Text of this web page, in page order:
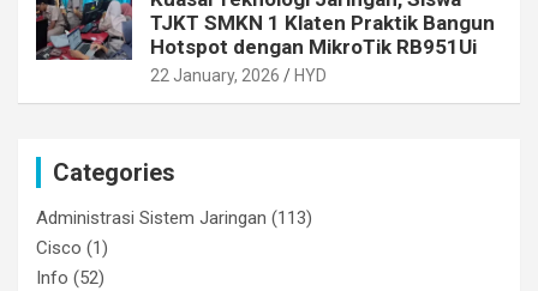
TJKT SMKN 1 Klaten Praktik Bangun
Hotspot dengan MikroTik RB951Ui
22 January, 2026 HYD
Categories
Administrasi Sistem Jaringan (113)
Cisco (1)
Info (52)